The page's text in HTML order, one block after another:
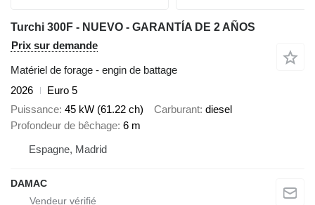
Turchi 300F - NUEVO - GARANTÍA DE 2 AÑOS
Prix sur demande
Matériel de forage - engin de battage
2026
Euro 5
Puissance 45 kW (61.22 ch) Carburant diesel
Profondeur de bêchage 6 m
Espagne, Madrid
DAMAC